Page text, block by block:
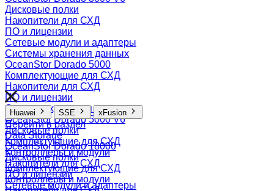
Дисковые полки
Накопители для СХД
ПО и лицензии
Сетевые модули и адаптеры
Системы хранения данных
OceanStor Dorado 5000
Комплектующие для СХД
Накопители для СХД
ПО и лицензии
Системы хранения данных
OceanStor Dorado 5000 V6
Дисковые полки
Комплектующие для СХД
Контроллеры и модули
Накопители для СХД
ПО и лицензии
Сетевые модули и адаптеры
Huawei SSE xFusion
Перейти в раздел
Data Storage
OceanStor Dorado 18000
Дисковые полки
Комплектующие для СХД
Контроллеры и модули